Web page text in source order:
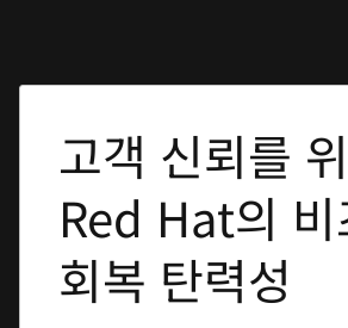
변
고객 신뢰를
Red Hat의 비
회복 탄력성